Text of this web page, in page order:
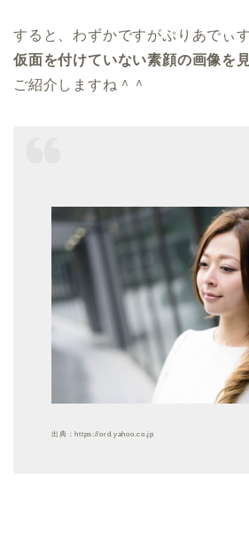
すると、わずかですがぷりあでぃ
仮面を付けていない素顔の画像を
ご紹介しますね＾＾
出典：https://ord.yahoo.co.jp